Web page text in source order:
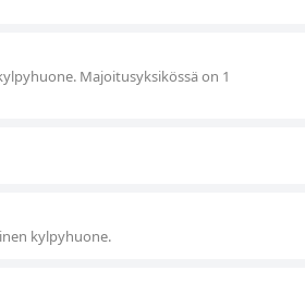
Majoitusyksikössä on 1
kylpyhuone.